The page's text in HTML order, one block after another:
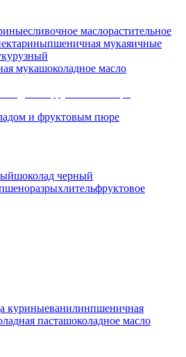
сливочное маслорастительное
пшеничная мукаяичные
мукашоколадное масло
и фруктовым пюре
шоколад черный
разрыхлительфруктовое
куриныеванилинпшеничная
пасташоколадное масло